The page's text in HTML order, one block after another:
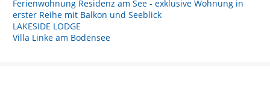
Ferienwohnung Residenz am See - exklusive Wohnung in
erster Reihe mit Balkon und Seeblick
LAKESIDE LODGE
Villa Linke am Bodensee